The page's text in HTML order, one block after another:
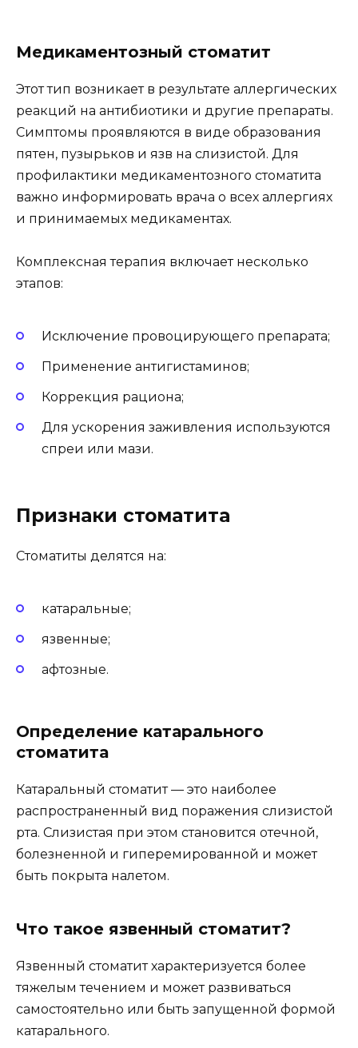
Медикаментозный стоматит
Этот тип возникает в результате аллергических
реакций на антибиотики и другие препараты.
Симптомы проявляются в виде образования
пятен, пузырьков и язв на слизистой. Для
профилактики медикаментозного стоматита
важно информировать врача о всех аллергиях
и принимаемых медикаментах.
Комплексная терапия включает несколько
этапов:
Исключение провоцирующего препарата;
Применение антигистаминов;
Коррекция рациона;
Для ускорения заживления используются
спреи или мази.
Признаки стоматита
Стоматиты делятся на:
катаральные;
язвенные;
афтозные.
Определение катарального
стоматита
Катаральный стоматит — это наиболее
распространенный вид поражения слизистой
рта. Слизистая при этом становится отечной,
болезненной и гиперемированной и может
быть покрыта налетом.
Что такое язвенный стоматит?
Язвенный стоматит характеризуется более
тяжелым течением и может развиваться
самостоятельно или быть запущенной формой
катарального.